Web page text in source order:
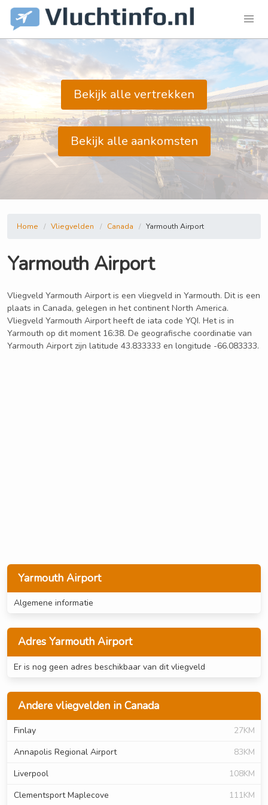
Bekijk alle vertrekken
Bekijk alle aankomsten
Yarmouth Airport
Algemene informatie
Adres Yarmouth Airport
Er is nog geen adres beschikbaar van dit vliegveld
Andere vliegvelden in Canada
Finlay
27KM
Annapolis Regional Airport
83KM
Liverpool
108KM
Clementsport Maplecove
111KM
Home Vliegvelden Canada Yarmouth Airport
Yarmouth Airport
Vliegveld Yarmouth Airport is een vliegveld in Yarmouth. Dit is een
plaats in Canada, gelegen in het continent North America.
Vliegveld Yarmouth Airport heeft de iata code YQI. Het is in
Yarmouth op dit moment 16:38. De geografische coordinatie van
Yarmouth Airport zijn latitude 43.833333 en longitude -66.083333.